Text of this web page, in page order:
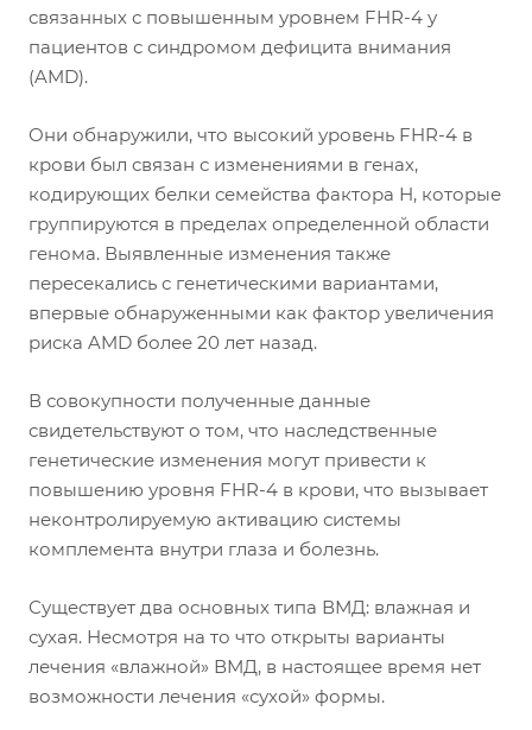
связанных с повышенным уровнем FHR-4 у
пациентов с синдромом дефицита внимания
(AMD).
Они обнаружили, что высокий уровень FHR-4 в
крови был связан с изменениями в генах,
кодирующих белки семейства фактора Н, которые
группируются в пределах определенной области
генома. Выявленные изменения также
пересекались с генетическими вариантами,
впервые обнаруженными как фактор увеличения
риска AMD более 20 лет назад.
В совокупности полученные данные
свидетельствуют о том, что наследственные
генетические изменения могут привести к
повышению уровня FHR-4 в крови, что вызывает
неконтролируемую активацию системы
комплемента внутри глаза и болезнь.
Существует два основных типа ВМД: влажная и
сухая. Несмотря на то что открыты варианты
лечения «влажной» ВМД, в настоящее время нет
возможности лечения «сухой» формы.